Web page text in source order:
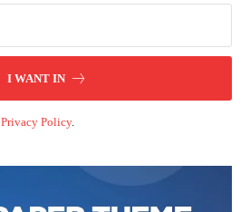
I WANT IN
Privacy Policy.